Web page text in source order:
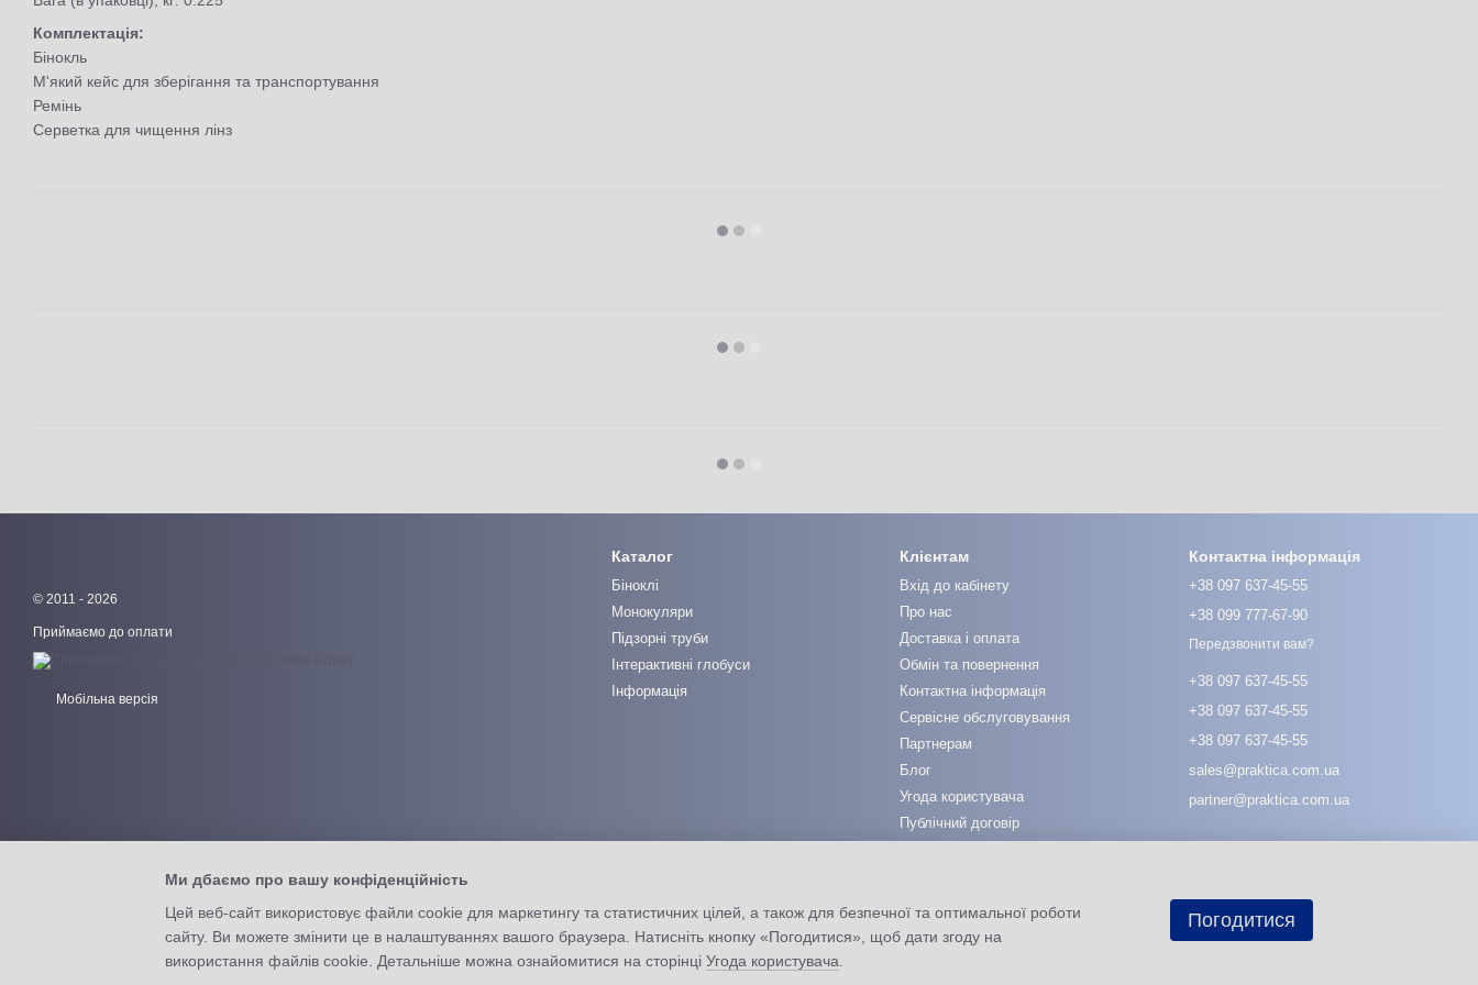
Комплектація:
Бінокль
М'який кейс для зберігання та транспортування
Ремінь
Серветка для чищення лінз
© 2011 - 2026
Приймаємо до оплати
Мобільна версія
Каталог
Біноклі
Монокуляри
Підзорні труби
Інтерактивні глобуси
Інформація
Клієнтам
Вхід до кабінету
Про нас
Доставка і оплата
Обмін та повернення
Контактна інформація
Сервісне обслуговування
Партнерам
Блог
Угода користувача
Публічний договір
Контактна інформація
+38 097 637-45-55
+38 099 777-67-90
Передзвонити вам?
+38 097 637-45-55
+38 097 637-45-55
+38 097 637-45-55
sales@praktica.com.ua
partner@praktica.com.ua
Ми дбаємо про вашу конфіденційність
Цей веб-сайт використовує файли cookie для маркетингу та статистичних цілей, а також для безпечної та оптимальної роботи
сайту. Ви можете змінити це в налаштуваннях вашого браузера. Натисніть кнопку «Погодитися», щоб дати згоду на
використання файлів cookie. Детальніше можна ознайомитися на сторінці Угода користувача
Погодитися